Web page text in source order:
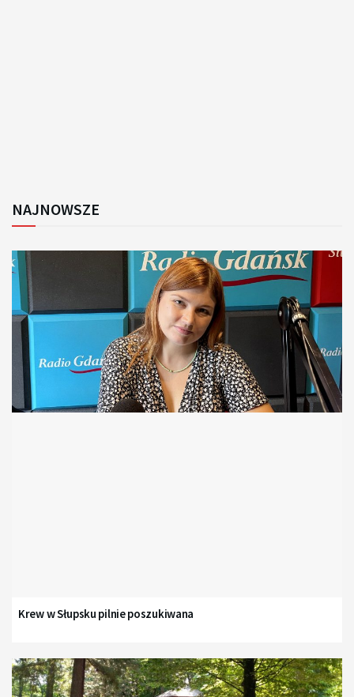
NAJNOWSZE
Krew w Słupsku pilnie poszukiwana